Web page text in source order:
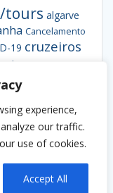
experience,
our traffic.
use of cookies.
Accept All
/tours algarve
Cancelamento
19 cruzeiros
Exclusiva
pacotes
Smycruises
venda